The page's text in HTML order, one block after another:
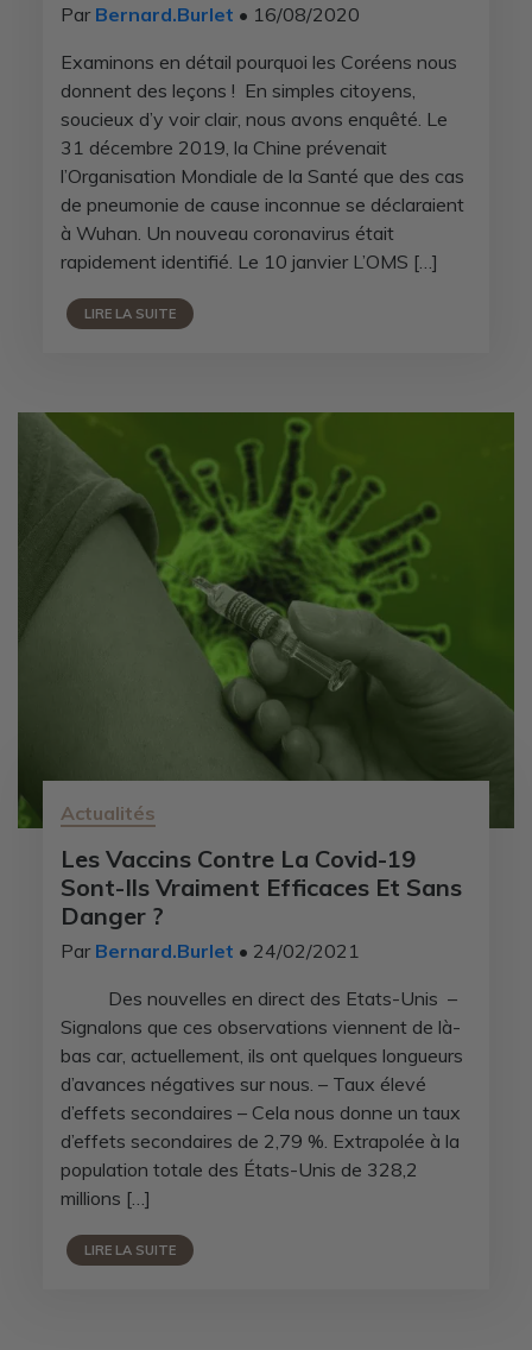
Par Bernard.Burlet • 16/08/2020
Examinons en détail pourquoi les Coréens nous
donnent des leçons ! En simples citoyens,
soucieux d’y voir clair, nous avons enquêté. Le
31 décembre 2019, la Chine prévenait
l’Organisation Mondiale de la Santé que des cas
de pneumonie de cause inconnue se déclaraient
à Wuhan. Un nouveau coronavirus était
rapidement identifié. Le 10 janvier L’OMS […]
LIRE LA SUITE
Actualités
Les Vaccins Contre La Covid-19
Sont-Ils Vraiment Efficaces Et Sans
Danger ?
Par Bernard.Burlet • 24/02/2021
Des nouvelles en direct des Etats-Unis –
Signalons que ces observations viennent de là-
bas car, actuellement, ils ont quelques longueurs
d’avances négatives sur nous. – Taux élevé
d’effets secondaires – Cela nous donne un taux
d’effets secondaires de 2,79 %. Extrapolée à la
population totale des États-Unis de 328,2
millions […]
LIRE LA SUITE